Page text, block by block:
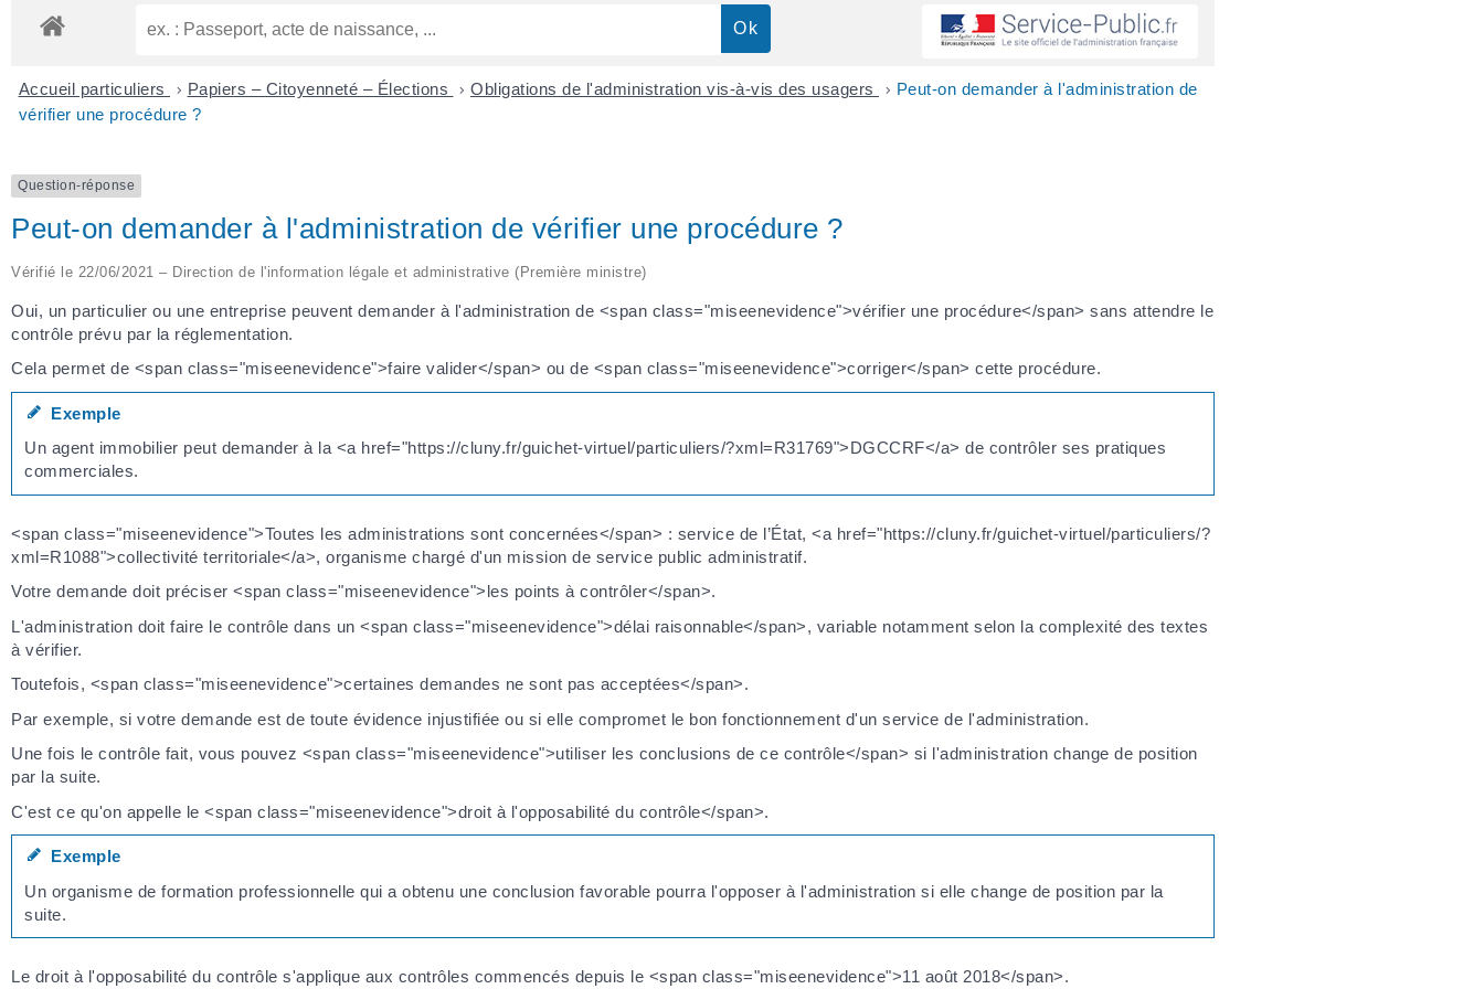
Accueil particuliers > Papiers – Citoyenneté – Élections > Obligations de l'administration vis-à-vis des usagers > Peut-on demander à l'administration de
vérifier une procédure ?
Question-réponse
Peut-on demander à l'administration de vérifier une procédure ?
Vérifié le 22/06/2021 – Direction de l'information légale et administrative (Première ministre)
Oui, un particulier ou une entreprise peuvent demander à l'administration de <span class="miseenevidence">vérifier une procédure</span> sans attendre le
contrôle prévu par la réglementation.
Cela permet de <span class="miseenevidence">faire valider</span> ou de <span class="miseenevidence">corriger</span> cette procédure.
Exemple
Un agent immobilier peut demander à la <a href="https://cluny.fr/guichet-virtuel/particuliers/?xml=R31769">DGCCRF</a> de contrôler ses pratiques
commerciales.
<span class="miseenevidence">Toutes les administrations sont concernées</span> : service de l’État, <a href="https://cluny.fr/guichet-virtuel/particuliers/?
xml=R1088">collectivité territoriale</a>, organisme chargé d'un mission de service public administratif.
Votre demande doit préciser <span class="miseenevidence">les points à contrôler</span>.
L'administration doit faire le contrôle dans un <span class="miseenevidence">délai raisonnable</span>, variable notamment selon la complexité des textes
à vérifier.
Toutefois, <span class="miseenevidence">certaines demandes ne sont pas acceptées</span>.
Par exemple, si votre demande est de toute évidence injustifiée ou si elle compromet le bon fonctionnement d'un service de l'administration.
Une fois le contrôle fait, vous pouvez <span class="miseenevidence">utiliser les conclusions de ce contrôle</span> si l'administration change de position
par la suite.
C'est ce qu'on appelle le <span class="miseenevidence">droit à l'opposabilité du contrôle</span>.
Exemple
Un organisme de formation professionnelle qui a obtenu une conclusion favorable pourra l'opposer à l'administration si elle change de position par la
suite.
Le droit à l'opposabilité du contrôle s'applique aux contrôles commencés depuis le <span class="miseenevidence">11 août 2018</span>.